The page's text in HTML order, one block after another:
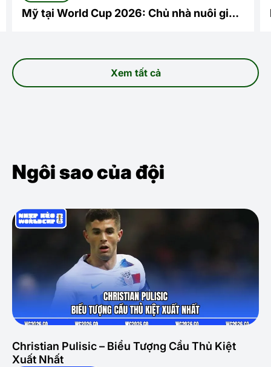
Xem tất cả
Mỹ tại World Cup 2026: Chủ nhà nuôi giấc
Ngôi sao của đội
Christian Pulisic – Biểu Tượng Cầu Thủ Kiệt
Xuất Nhất